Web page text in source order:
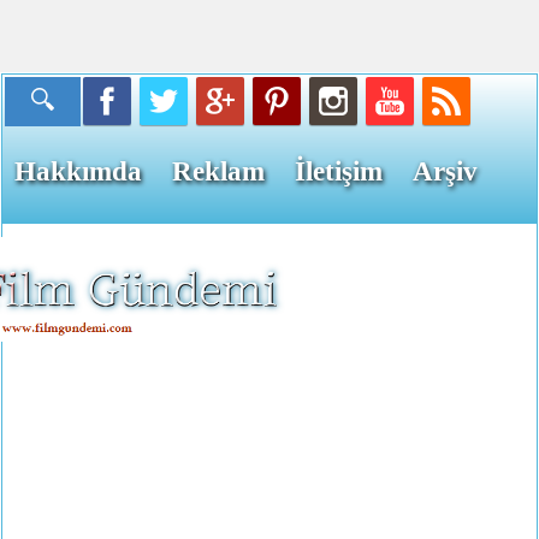
Hakkımda Reklam İletişim Arşiv